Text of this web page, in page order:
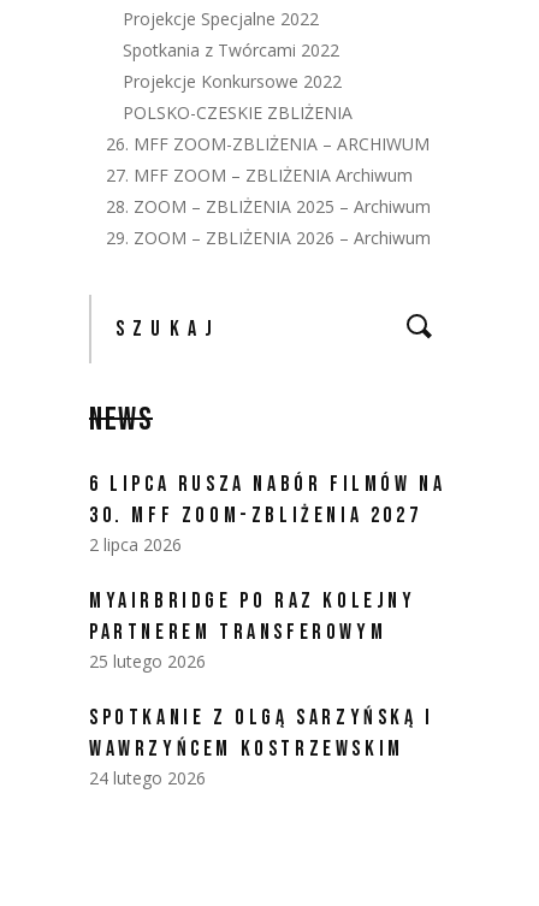
Projekcje Specjalne 2022
Spotkania z Twórcami 2022
Projekcje Konkursowe 2022
POLSKO-CZESKIE ZBLIŻENIA
26. MFF ZOOM-ZBLIŻENIA – ARCHIWUM
27. MFF ZOOM – ZBLIŻENIA Archiwum
28. ZOOM – ZBLIŻENIA 2025 – Archiwum
29. ZOOM – ZBLIŻENIA 2026 – Archiwum
NEWS
6 LIPCA RUSZA NABÓR FILMÓW NA
30. MFF ZOOM-ZBLIŻENIA 2027
2 lipca 2026
MYAIRBRIDGE PO RAZ KOLEJNY
PARTNEREM TRANSFEROWYM
25 lutego 2026
SPOTKANIE Z OLGĄ SARZYŃSKĄ I
WAWRZYŃCEM KOSTRZEWSKIM
24 lutego 2026